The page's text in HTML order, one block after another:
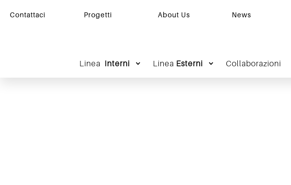
Contattaci Progetti About Us News
Linea Interni Linea Esterni Collaborazioni